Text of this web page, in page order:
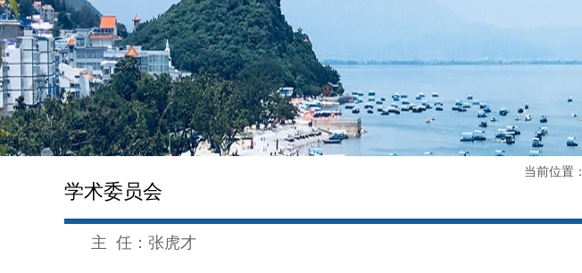
当前位置：
学术委员会
主 任 ：张虎才